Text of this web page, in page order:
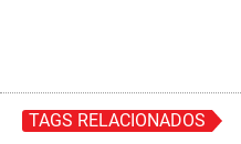
TAGS RELACIONADOS